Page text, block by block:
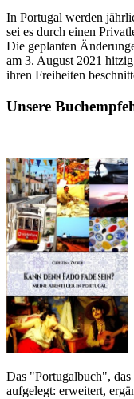
In Portugal werden
sei es durch einen
Die geplanten
am 3. August 2021
ihren Freiheiten
Unsere
Das "Portugalbuch",
aufgelegt: erweitert,